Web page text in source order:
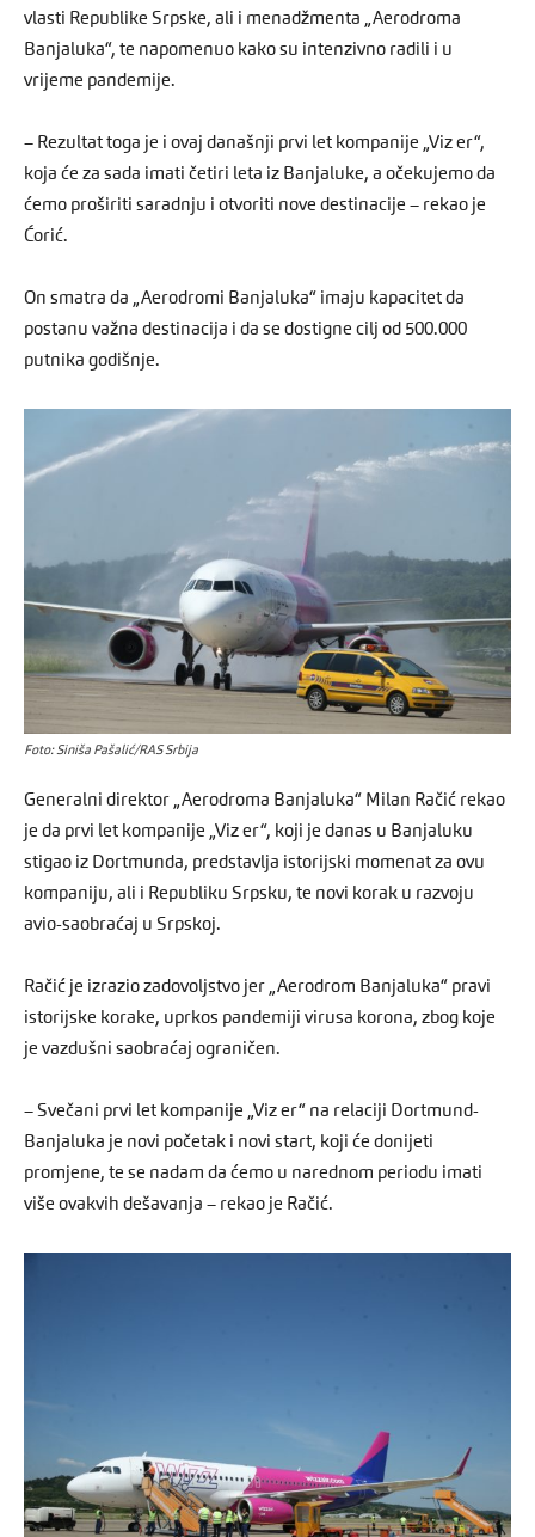
vlasti Republike Srpske, ali i menadžmenta „Aerodroma
Banjaluka“, te napomenuo kako su intenzivno radili i u
vrijeme pandemije.
– Rezultat toga je i ovaj današnji prvi let kompanije „Viz er“,
koja će za sada imati četiri leta iz Banjaluke, a očekujemo da
ćemo proširiti saradnju i otvoriti nove destinacije – rekao je
Ćorić.
On smatra da „Aerodromi Banjaluka“ imaju kapacitet da
postanu važna destinacija i da se dostigne cilj od 500.000
putnika godišnje.
Foto: Siniša Pašalić/RAS Srbija
Generalni direktor „Aerodroma Banjaluka“ Milan Račić rekao
je da prvi let kompanije „Viz er“, koji je danas u Banjaluku
stigao iz Dortmunda, predstavlja istorijski momenat za ovu
kompaniju, ali i Republiku Srpsku, te novi korak u razvoju
avio-saobraćaj u Srpskoj.
Račić je izrazio zadovoljstvo jer „Aerodrom Banjaluka“ pravi
istorijske korake, uprkos pandemiji virusa korona, zbog koje
je vazdušni saobraćaj ograničen.
– Svečani prvi let kompanije „Viz er“ na relaciji Dortmund-
Banjaluka je novi početak i novi start, koji će donijeti
promjene, te se nadam da ćemo u narednom periodu imati
više ovakvih dešavanja – rekao je Račić.